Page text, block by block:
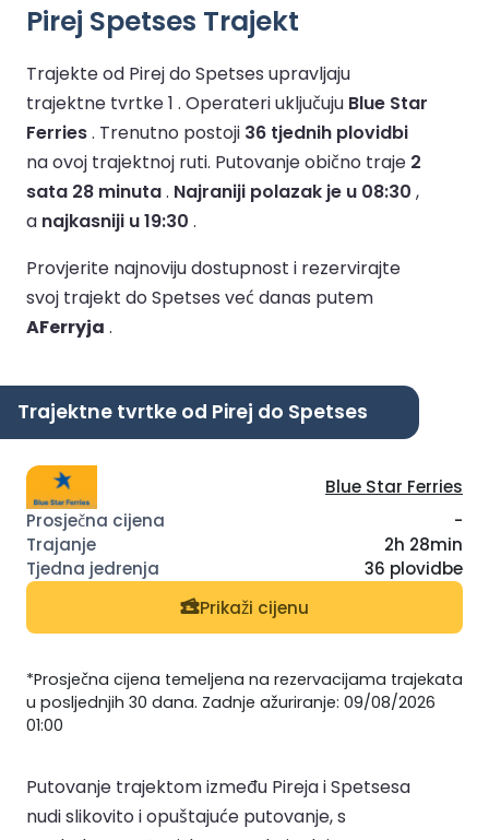
Pirej Spetses Trajekt
Trajekte od Pirej do Spetses upravljaju
trajektne tvrtke 1 . Operateri uključuju Blue Star
Ferries. Trenutno postoji 36 tjednih plovidbi
na ovoj trajektnoj ruti. Putovanje obično traje 2
sata 28 minuta. Najraniji polazak je u 08:30 ,
a najkasniji u 19:30 .
Provjerite najnoviju dostupnost i rezervirajte
svoj trajekt do Spetses već danas putem
AFerryja .
Trajektne tvrtke od Pirej do Spetses
Blue Star Ferries
-
2h 28min
36 plovidbe
Prikaži cijenu
*Prosječna cijena temeljena na rezervacijama trajekata
u posljednjih 30 dana. Zadnje ažuriranje: 09/08/2026
01:00
Putovanje trajektom između Pireja i Spetsesa
nudi slikovito i opuštajuće putovanje, s